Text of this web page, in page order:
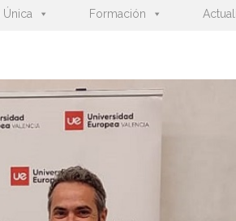
Única Formación